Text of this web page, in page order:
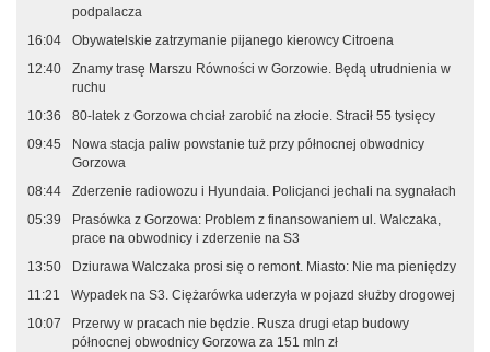
podpalacza
16:04
Obywatelskie zatrzymanie pijanego kierowcy Citroena
12:40
Znamy trasę Marszu Równości w Gorzowie. Będą utrudnienia w
ruchu
10:36
80-latek z Gorzowa chciał zarobić na złocie. Stracił 55 tysięcy
09:45
Nowa stacja paliw powstanie tuż przy północnej obwodnicy
Gorzowa
08:44
Zderzenie radiowozu i Hyundaia. Policjanci jechali na sygnałach
05:39
Prasówka z Gorzowa: Problem z finansowaniem ul. Walczaka,
prace na obwodnicy i zderzenie na S3
13:50
Dziurawa Walczaka prosi się o remont. Miasto: Nie ma pieniędzy
11:21
Wypadek na S3. Ciężarówka uderzyła w pojazd służby drogowej
10:07
Przerwy w pracach nie będzie. Rusza drugi etap budowy
północnej obwodnicy Gorzowa za 151 mln zł